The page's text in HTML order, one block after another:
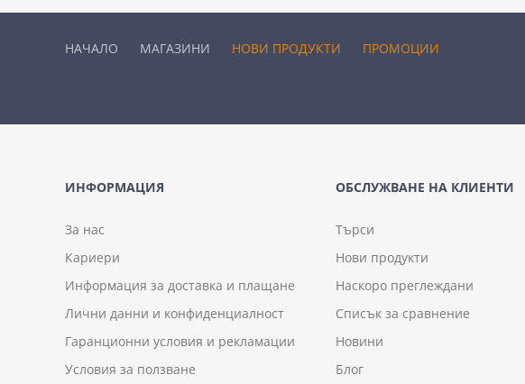
НАЧАЛО МАГАЗИНИ НОВИ ПРОДУКТИ ПРОМОЦИИ
ИНФОРМАЦИЯ
За нас
Кариери
Информация за доставка и плащане
Лични данни и конфиденциалност
Гаранционни условия и рекламации
Условия за ползване
ОБСЛУЖВАНЕ НА КЛИЕНТИ
Търси
Нови продукти
Наскоро преглеждани
Списък за сравнение
Новини
Блог